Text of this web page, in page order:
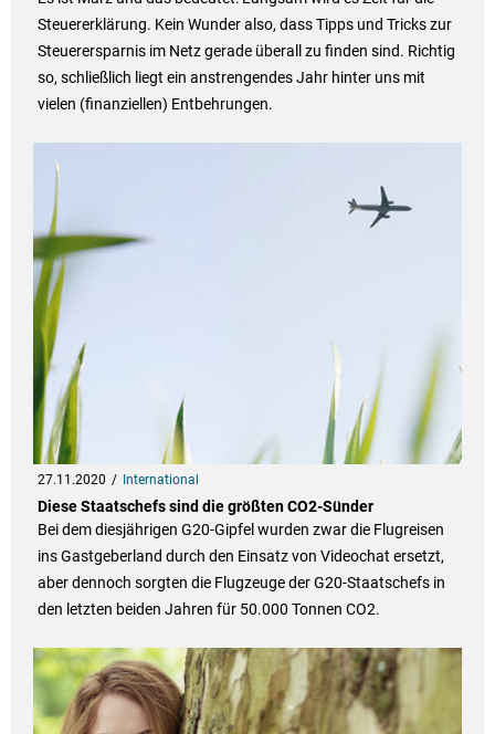
Steuererklärung. Kein Wunder also, dass Tipps und Tricks zur
Steuerersparnis im Netz gerade überall zu finden sind. Richtig
so, schließlich liegt ein anstrengendes Jahr hinter uns mit
vielen (finanziellen) Entbehrungen.
27.11.2020 International
Diese Staatschefs sind die größten CO2-Sünder
Bei dem diesjährigen G20-Gipfel wurden zwar die Flugreisen
ins Gastgeberland durch den Einsatz von Videochat ersetzt,
aber dennoch sorgten die Flugzeuge der G20-Staatschefs in
den letzten beiden Jahren für 50.000 Tonnen CO2.